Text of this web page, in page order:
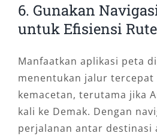
6. Gunakan
untuk Efisiensi Rute
Manfaatkan aplikasi peta
menentukan jalur
kemacetan, terutama jika
kali ke Demak. Dengan
perjalanan antar destinasi